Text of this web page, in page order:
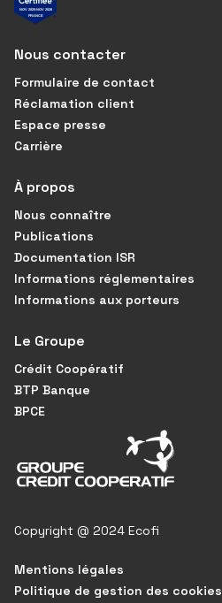
Nous contacter
Formulaire de contact
Réclamation client
Espace presse
Carrière
À propos
Nous connaître
Publications
Documentation ISR
Informations réglementaires
Informations aux porteurs
Le Groupe
Crédit Coopératif
BTP Banque
BPCE
Copyright @ 2024 Ecofi
Mentions légales
Politique de gestion des cookies